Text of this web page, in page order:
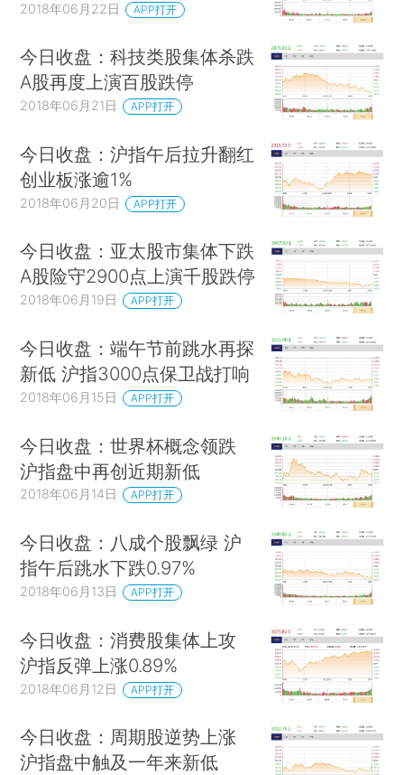
2018年06月22日 APP打开
今日收盘：科技类股集体杀跌
A股再度上演百股跌停
2018年06月21日 APP打开
今日收盘：沪指午后拉升翻红
创业板涨逾1%
2018年06月20日 APP打开
今日收盘：亚太股市集体下跌
A股险守2900点上演千股跌停
2018年06月19日 APP打开
今日收盘：端午节前跳水再探
新低 沪指3000点保卫战打响
2018年06月15日 APP打开
今日收盘：世界杯概念领跌
沪指盘中再创近期新低
2018年06月14日 APP打开
今日收盘：八成个股飘绿 沪
指午后跳水下跌0.97%
2018年06月13日 APP打开
今日收盘：消费股集体上攻
沪指反弹上涨0.89%
2018年06月12日 APP打开
今日收盘：周期股逆势上涨
沪指盘中触及一年来新低